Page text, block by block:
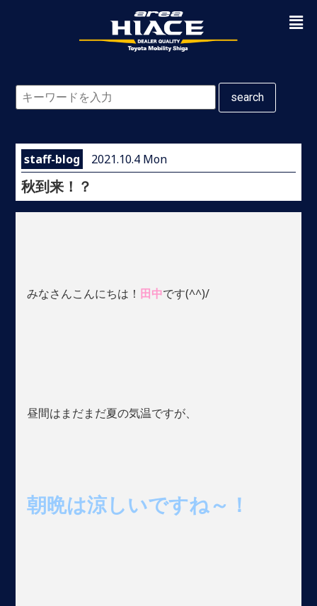
search
staff-blog 2021.10.4 Mon
秋到来！？
みなさんこんにちは！ 田中です(^^)/
昼間はまだまだ夏の気温ですが、
朝晩は涼しいですね～！